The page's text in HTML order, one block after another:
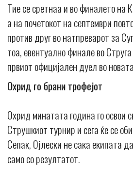
Тие се сретнаа и во финалето на
а на почетокот на септември
против друг во натпреварот за
тоа, евентуално финале во
првиот официјален дуел во
Охрид го брани трофејот
Охрид минатата година го освои
Струшкиот турнир и сега ќе се
Сепак, Ојлески не сака екипата
само со резултатот.